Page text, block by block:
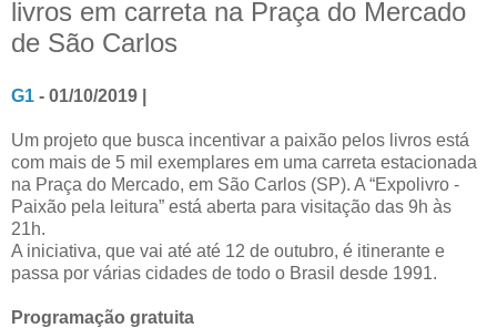
livros em carreta na Praça do Mercado
de São Carlos
G1 - 01/10/2019 |
Um projeto que busca incentivar a paixão pelos livros está
com mais de 5 mil exemplares em uma carreta estacionada
na Praça do Mercado, em São Carlos (SP). A “Expolivro -
Paixão pela leitura” está aberta para visitação das 9h às
21h.
A iniciativa, que vai até até 12 de outubro, é itinerante e
passa por várias cidades de todo o Brasil desde 1991.
Programação gratuita